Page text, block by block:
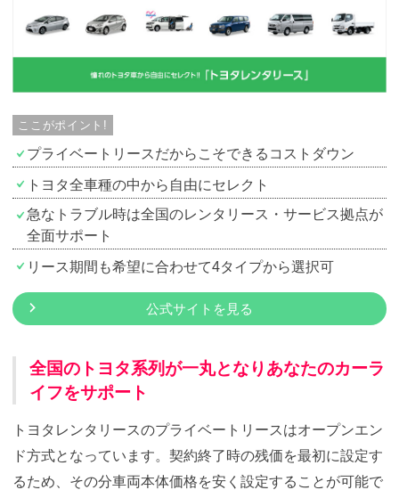
ここがポイント!
プライベートリースだからこそできるコストダウン
トヨタ全車種の中から自由にセレクト
急なトラブル時は全国のレンタリース・サービス拠点が
全面サポート
リース期間も希望に合わせて4タイプから選択可
公式サイトを見る
全国のトヨタ系列が一丸となりあなたのカーラ
イフをサポート
トヨタレンタリースのプライベートリースはオープンエン
ド方式となっています。契約終了時の残価を最初に設定す
るため、その分車両本体価格を安く設定することが可能で